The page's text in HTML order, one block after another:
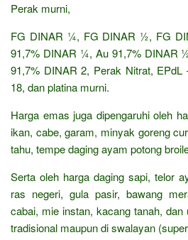
Perak murni,
FG DINAR ¼, FG DINAR ½, FG
91,7% DINAR ¼, Au 91,7% DINAR
91,7% DINAR 2, Perak Nitrat,
18, dan platina murni.
Harga emas juga dipengaruhi oleh
ikan, cabe, garam, minyak goreng
tahu, tempe daging ayam potong
Serta oleh harga daging sapi, telor
ras negeri, gula pasir, bawang
cabai, mie instan, kacang tanah,
tradisional maupun di swalayan